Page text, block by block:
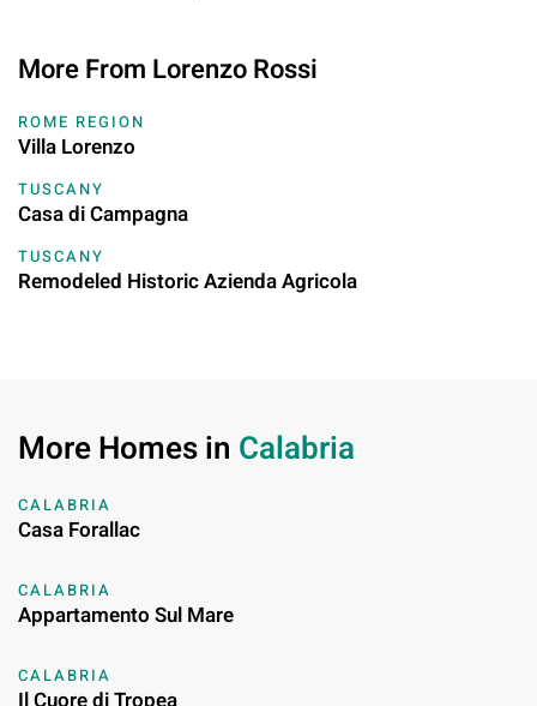
More From Lorenzo Rossi
ROME REGION
Villa Lorenzo
TUSCANY
Casa di Campagna
TUSCANY
Remodeled Historic Azienda Agricola
More Homes in Calabria
CALABRIA
Casa Forallac
CALABRIA
Appartamento Sul Mare
CALABRIA